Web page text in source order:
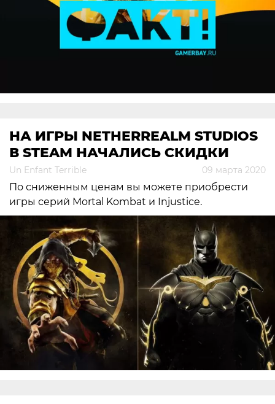
НА ИГРЫ NETHERREALM STUDIOS
В STEAM НАЧАЛИСЬ СКИДКИ
Un Enfant Terrible 09 марта 2020
По сниженным ценам вы можете приобрести
игры серий Mortal Kombat и Injustice.